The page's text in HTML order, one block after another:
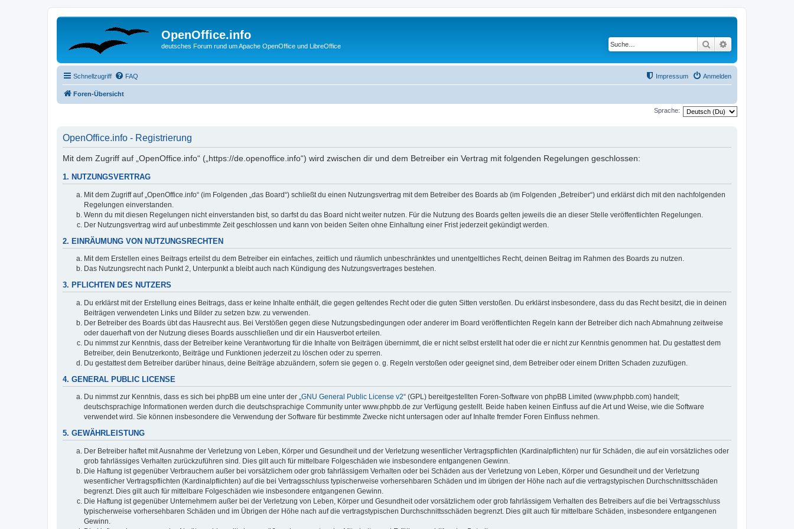
OpenOffice.info
deutsches Forum rund um Apache OpenOffice und LibreOffice Suche
Schnellzugriff FAQ Anmelden
Impressum
Foren-Übersicht
Sprache:
OpenOffice.info - Registrierung
Mit dem Zugriff auf „OpenOffice.info“ („https://de.openoffice.info“) wird zwischen dir und dem Betreiber ein Vertrag mit folgenden Regelungen geschlossen:
1. NUTZUNGSVERTRAG
Mit dem Zugriff auf „OpenOffice.info“ (im Folgenden „das Board“) schließt du einen Nutzungsvertrag mit dem Betreiber des Boards ab (im Folgenden „Betreiber“) und erklärst dich mit den nachfolgenden
Regelungen einverstanden.
Wenn du mit diesen Regelungen nicht einverstanden bist, so darfst du das Board nicht weiter nutzen. Für die Nutzung des Boards gelten jeweils die an dieser Stelle veröffentlichten Regelungen.
Der Nutzungsvertrag wird auf unbestimmte Zeit geschlossen und kann von beiden Seiten ohne Einhaltung einer Frist jederzeit gekündigt werden.
2. EINRÄUMUNG VON NUTZUNGSRECHTEN
Mit dem Erstellen eines Beitrags erteilst du dem Betreiber ein einfaches, zeitlich und räumlich unbeschränktes und unentgeltliches Recht, deinen Beitrag im Rahmen des Boards zu nutzen.
Das Nutzungsrecht nach Punkt 2, Unterpunkt a bleibt auch nach Kündigung des Nutzungsvertrages bestehen.
3. PFLICHTEN DES NUTZERS
Du erklärst mit der Erstellung eines Beitrags, dass er keine Inhalte enthält, die gegen geltendes Recht oder die guten Sitten verstoßen. Du erklärst insbesondere, dass du das Recht besitzt, die in deinen
Beiträgen verwendeten Links und Bilder zu setzen bzw. zu verwenden.
Der Betreiber des Boards übt das Hausrecht aus. Bei Verstößen gegen diese Nutzungsbedingungen oder anderer im Board veröffentlichten Regeln kann der Betreiber dich nach Abmahnung zeitweise
oder dauerhaft von der Nutzung dieses Boards ausschließen und dir ein Hausverbot erteilen.
Du nimmst zur Kenntnis, dass der Betreiber keine Verantwortung für die Inhalte von Beiträgen übernimmt, die er nicht selbst erstellt hat oder die er nicht zur Kenntnis genommen hat. Du gestattest dem
Betreiber, dein Benutzerkonto, Beiträge und Funktionen jederzeit zu löschen oder zu sperren.
Du gestattest dem Betreiber darüber hinaus, deine Beiträge abzuändern, sofern sie gegen o. g. Regeln verstoßen oder geeignet sind, dem Betreiber oder einem Dritten Schaden zuzufügen.
4. GENERAL PUBLIC LICENSE
Du nimmst zur Kenntnis, dass es sich bei phpBB um eine unter der „GNU General Public License v2“ (GPL) bereitgestellten Foren-Software von phpBB Limited (www.phpbb.com) handelt;
deutschsprachige Informationen werden durch die deutschsprachige Community unter www.phpbb.de zur Verfügung gestellt. Beide haben keinen Einfluss auf die Art und Weise, wie die Software
verwendet wird. Sie können insbesondere die Verwendung der Software für bestimmte Zwecke nicht untersagen oder auf Inhalte fremder Foren Einfluss nehmen.
5. GEWÄHRLEISTUNG
Der Betreiber haftet mit Ausnahme der Verletzung von Leben, Körper und Gesundheit und der Verletzung wesentlicher Vertragspflichten (Kardinalpflichten) nur für Schäden, die auf ein vorsätzliches oder
grob fahrlässiges Verhalten zurückzuführen sind. Dies gilt auch für mittelbare Folgeschäden wie insbesondere entgangenen Gewinn.
Die Haftung ist gegenüber Verbrauchern außer bei vorsätzlichem oder grob fahrlässigem Verhalten oder bei Schäden aus der Verletzung von Leben, Körper und Gesundheit und der Verletzung
wesentlicher Vertragspflichten (Kardinalpflichten) auf die bei Vertragsschluss typischerweise vorhersehbaren Schäden und im übrigen der Höhe nach auf die vertragstypischen Durchschnittsschäden
begrenzt. Dies gilt auch für mittelbare Folgeschäden wie insbesondere entgangenen Gewinn.
Die Haftung ist gegenüber Unternehmern außer bei der Verletzung von Leben, Körper und Gesundheit oder vorsätzlichem oder grob fahrlässigem Verhalten des Betreibers auf die bei Vertragsschluss
typischerweise vorhersehbaren Schäden und im Übrigen der Höhe nach auf die vertragstypischen Durchschnittsschäden begrenzt. Dies gilt auch für mittelbare Schäden, insbesondere entgangenen
Gewinn.